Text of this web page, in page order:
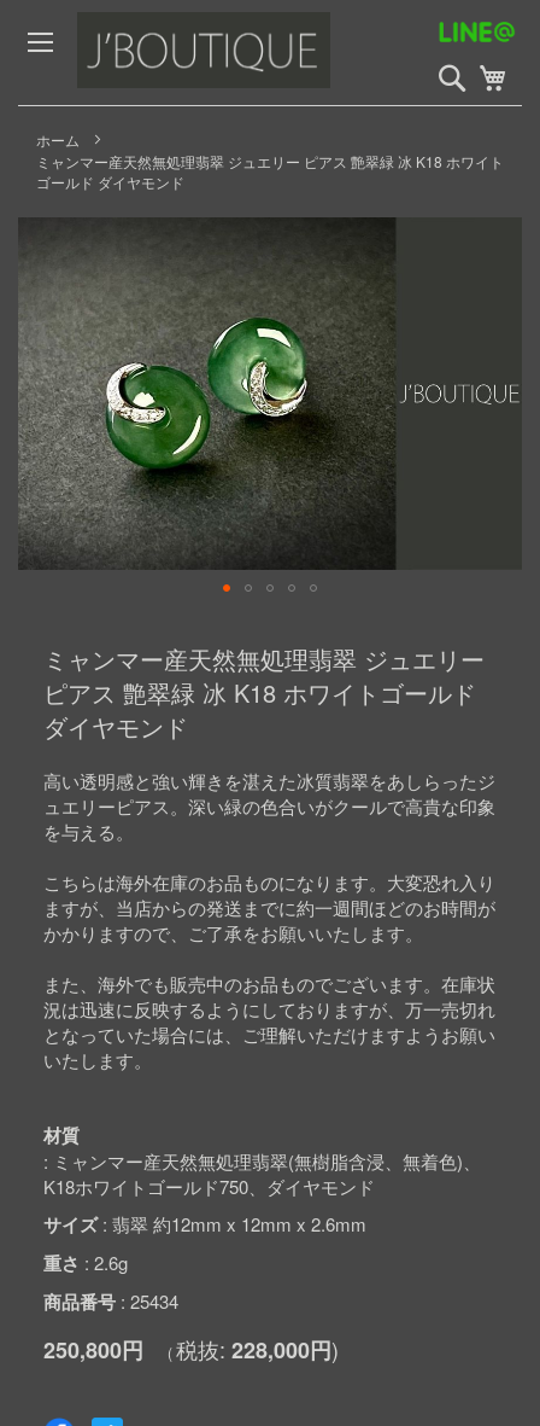
to
Content
検
索
開
ホーム
ミャンマー産天然無処理翡翠 ジュエリー ピアス 艶翠緑 冰 K18 ホワイト
ゴールド ダイヤモンド
Skip
end
the
images
gallery
beginning
images
gallery
ミャンマー産天然無処理翡翠 ジュエリー
ピアス 艶翠緑 冰 K18 ホワイトゴールド
ダイヤモンド
高い透明感と強い輝きを湛えた冰質翡翠をあしらったジ
ュエリーピアス。深い緑の色合いがクールで高貴な印象
を与える。
こちらは海外在庫のお品ものになります。大変恐れ入り
ますが、当店からの発送までに約一週間ほどのお時間が
かかりますので、ご了承をお願いいたします。
また、海外でも販売中のお品ものでございます。在庫状
況は迅速に反映するようにしておりますが、万一売切れ
となっていた場合には、ご理解いただけますようお願い
いたします。
材質
ミャンマー産天然無処理翡翠(無樹脂含浸、無着色)、
K18ホワイトゴールド750、ダイヤモンド
サイズ 翡翠 約12mm x 12mm x 2.6mm
重さ 2.6g
商品番号 25434
250,800円 228,000円